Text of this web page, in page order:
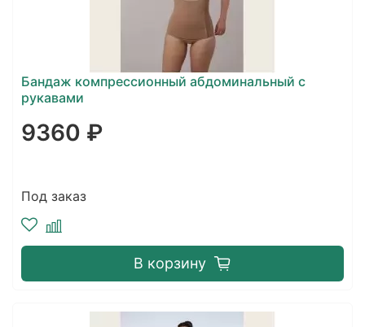
Бандаж компрессионный абдоминальный с
рукавами
9360 ₽
Под заказ
В корзину